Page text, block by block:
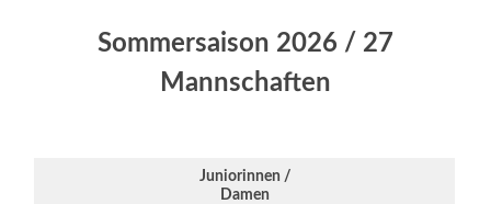
Sommersaison 2026 / 27
Mannschaften
Juniorinnen /
Damen